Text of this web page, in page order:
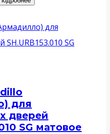
для
дверей
SG матовое